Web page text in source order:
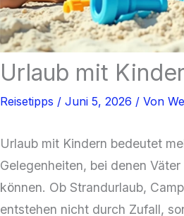
Urlaub mit
Reisetipps / Juni 5, 2026 / Von
Urlaub mit Kindern bedeutet
Gelegenheiten, bei denen
können. Ob Strandurlaub,
entstehen nicht durch Zufall,